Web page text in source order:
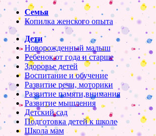
Семья
Копилка женского опыта
Дети
Новорожденный малыш
Ребенок от года и старше
Здоровье детей
Воспитание и обучение
Развитие речи, моторики
Развитие памяти,внимания
Развитие мышления
Детский сад
Подготовка детей к школе
Школа мам